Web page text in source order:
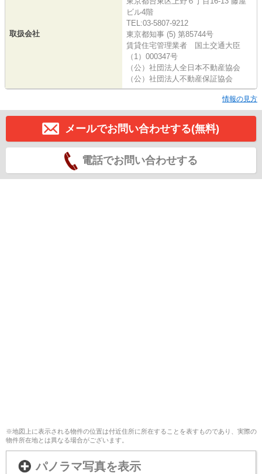
取扱会社
ビル4階
TEL:03-5807-9212
東京都知事 (5) 第85744号
賃貸住宅管理業者 国土交通大臣
（1）000347号
（公）社団法人全日本不動産協会
（公）社団法人不動産保証協会
情報の見方
メールでお問い合わせする(無料)
電話でお問い合わせする
※地図上に表示される物件の位置は付近住所に所在することを表すものであり、実際の
物件所在地とは異なる場合がございます。
パノラマ写真を表示